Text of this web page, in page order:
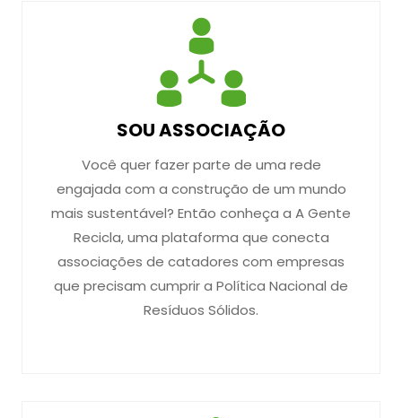
SOU ASSOCIAÇÃO
Você quer fazer parte de uma rede
engajada com a construção de um mundo
mais sustentável? Então conheça a A Gente
Recicla, uma plataforma que conecta
associações de catadores com empresas
que precisam cumprir a Política Nacional de
Resíduos Sólidos.